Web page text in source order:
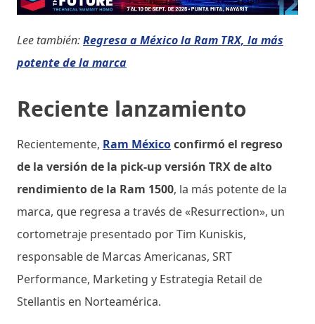
Lee también:Regresa a México la Ram TRX, la más
potente de la marca
Reciente lanzamiento
Recientemente, Ram Méxicoconfirmó el regreso
de la versión de la pick-up versión TRX de alto
rendimiento de la Ram 1500, la más potente de la
marca, que regresa a través de «Resurrection», un
cortometraje presentado por Tim Kuniskis,
responsable de Marcas Americanas, SRT
Performance, Marketing y Estrategia Retail de
Stellantis en Norteamérica.